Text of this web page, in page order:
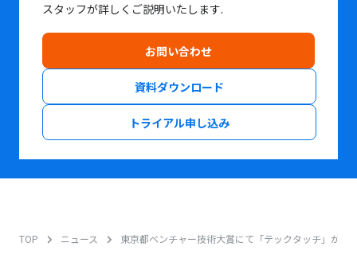
スタッフが詳しくご説明いたします.
お問い合わせ
資料ダウンロード
トライアル申し込み
TOP ニュース 東京都ベンチャー技術大賞にて「テックタッチ」が特